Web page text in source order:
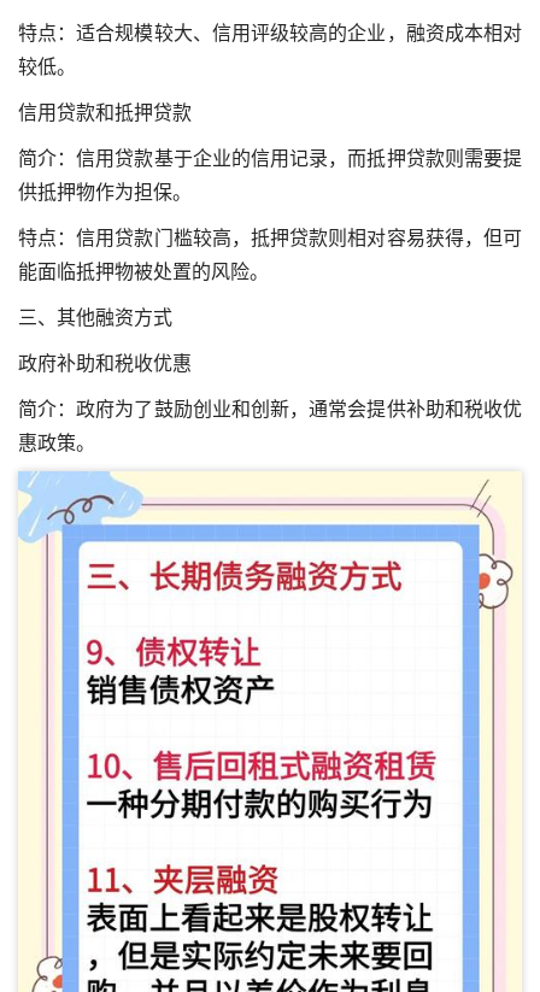
特点：适合规模较大、信用评级较高的企业，融资成本相对
较低。
信用贷款和抵押贷款
简介：信用贷款基于企业的信用记录，而抵押贷款则需要提
供抵押物作为担保。
特点：信用贷款门槛较高，抵押贷款则相对容易获得，但可
能面临抵押物被处置的风险。
三、其他融资方式
政府补助和税收优惠
简介：政府为了鼓励创业和创新，通常会提供补助和税收优
惠政策。